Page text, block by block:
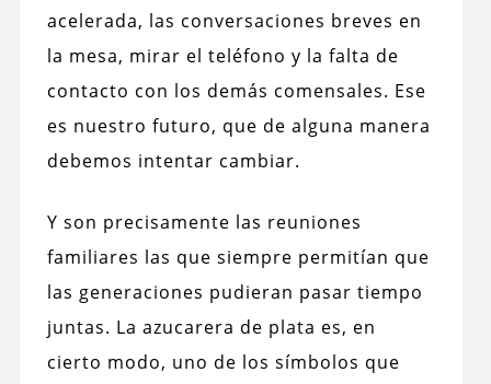
acelerada, las conversaciones breves en
la mesa, mirar el teléfono y la falta de
contacto con los demás comensales. Ese
es nuestro futuro, que de alguna manera
debemos intentar cambiar.
Y son precisamente las reuniones
familiares las que siempre permitían que
las generaciones pudieran pasar tiempo
juntas. La azucarera de plata es, en
cierto modo, uno de los símbolos que